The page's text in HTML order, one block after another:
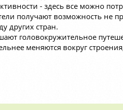
- здесь все можно
получают возможность не
других стран.
головокружительное
меняются вокруг